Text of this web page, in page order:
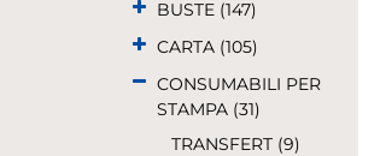
BUSTE (147)
CARTA (105)
CONSUMABILI PER
STAMPA (31)
TRANSFERT (9)